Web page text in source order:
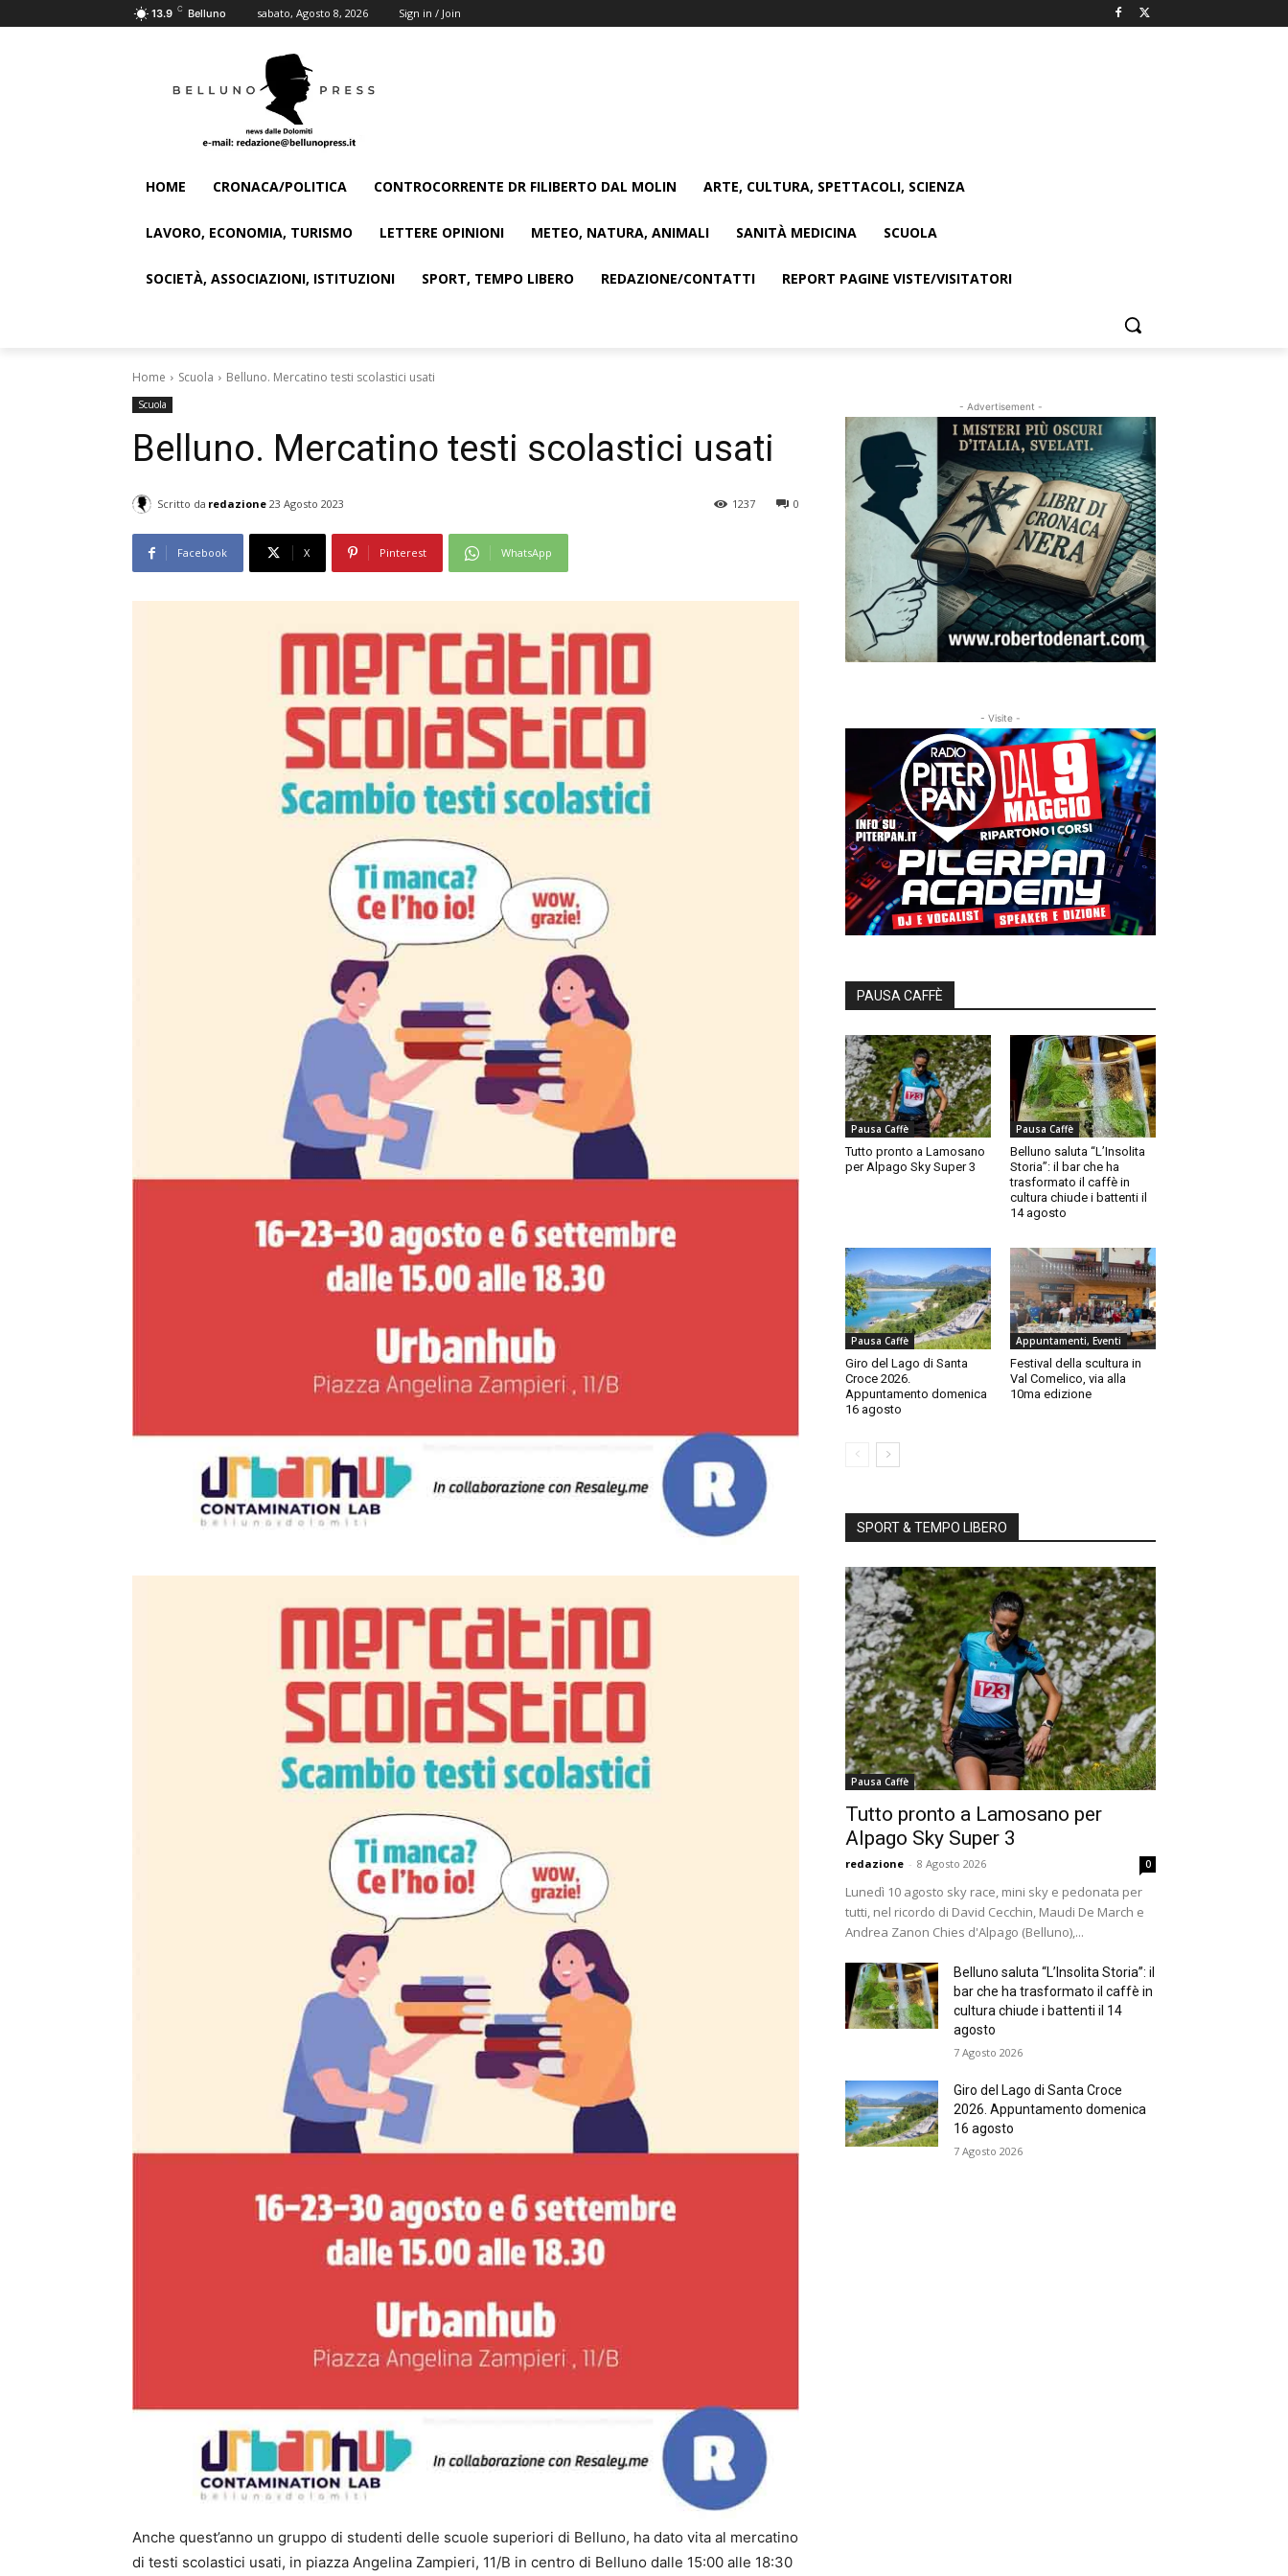
13.9 C Belluno sabato, Agosto 8, 2026 Sign in / Join
HOME CRONACA/POLITICA CONTROCORRENTE DR FILIBERTO DAL MOLIN ARTE, CULTURA, SPETTACOLI, SCIENZA
LAVORO, ECONOMIA, TURISMO LETTERE OPINIONI METEO, NATURA, ANIMALI SANITÀ MEDICINA SCUOLA
SOCIETÀ, ASSOCIAZIONI, ISTITUZIONI SPORT, TEMPO LIBERO REDAZIONE/CONTATTI REPORT PAGINE VISTE/VISITATORI
Home Scuola Belluno. Mercatino testi scolastici usati
Scuola
Belluno. Mercatino testi scolastici usati
Scritto da redazione 23 Agosto 2023 0
1237
Facebook X Pinterest WhatsApp
Anche quest’anno un gruppo di studenti delle scuole superiori di Belluno, ha dato vita al mercatino
di testi scolastici usati, in piazza Angelina Zampieri, 11/B in centro di Belluno dalle 15:00 alle 18:30
- Advertisement -
- Visite -
PAUSA CAFFÈ
Pausa Caffè
Tutto pronto a Lamosano
per Alpago Sky Super 3
Pausa Caffè
Belluno saluta “L’Insolita
Storia”: il bar che ha
trasformato il caffè in
cultura chiude i battenti il
14 agosto
Pausa Caffè
Giro del Lago di Santa
Croce 2026.
Appuntamento domenica
16 agosto
Appuntamenti, Eventi
Festival della scultura in
Val Comelico, via alla
10ma edizione
SPORT & TEMPO LIBERO
Pausa Caffè
Tutto pronto a Lamosano per
Alpago Sky Super 3
redazione - 8 Agosto 2026 0
Lunedì 10 agosto sky race, mini sky e pedonata per
tutti, nel ricordo di David Cecchin, Maudi De March e
Andrea Zanon Chies d'Alpago (Belluno),...
Belluno saluta “L’Insolita Storia”: il
bar che ha trasformato il caffè in
cultura chiude i battenti il 14
agosto
7 Agosto 2026
Giro del Lago di Santa Croce
2026. Appuntamento domenica
16 agosto
7 Agosto 2026